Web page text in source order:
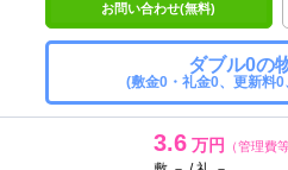
お問い合わせ(無料)
ダブル0の
(敷金0・礼金0、更新料
3.6 万円 （管理費